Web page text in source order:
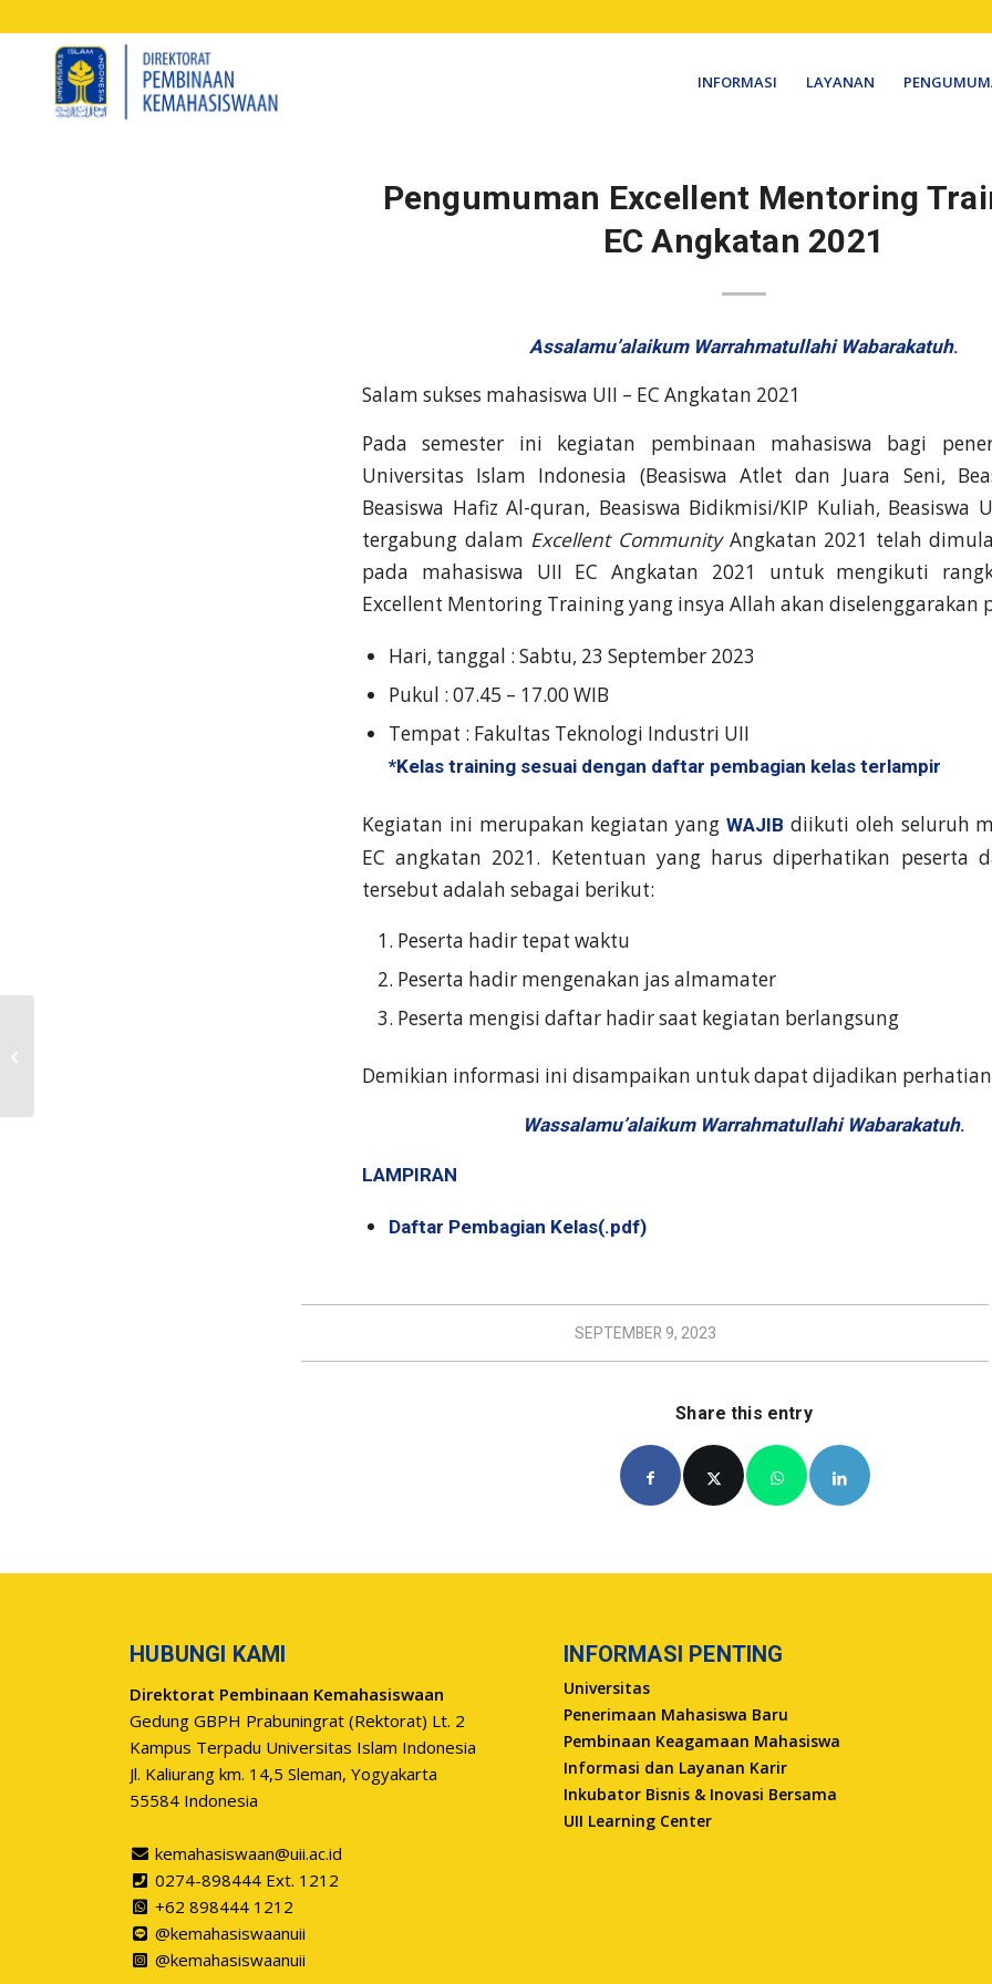
INFORMASI LAYANAN
Pengumuman Excellent Mentoring
EC Angkatan 2021
Assalamu’alaikum Warrahmatullahi Wabarakatuh.
Salam sukses mahasiswa UII – EC Angkatan 2021
Pada semester ini kegiatan pembinaan mahasiswa bagi
Universitas Islam Indonesia (Beasiswa Atlet dan Juara Seni,
Beasiswa Hafiz Al-quran, Beasiswa Bidikmisi/KIP Kuliah, Beasiswa
tergabung dalam Excellent CommunityAngkatan 2021 telah
pada mahasiswa UII EC Angkatan 2021 untuk mengikuti
Excellent Mentoring Training yang insya Allah akan diselenggarakan
Hari, tanggal : Sabtu, 23 September 2023
Pukul : 07.45 – 17.00 WIB
Tempat : Fakultas Teknologi Industri UII
*Kelas training sesuai dengan daftar pembagian kelas terlampir
Kegiatan ini merupakan kegiatan yangWAJIB diikuti oleh seluruh
EC angkatan 2021. Ketentuan yang harus diperhatikan peserta
tersebut adalah sebagai berikut:
Peserta hadir tepat waktu
Peserta hadir mengenakan jas almamater
Peserta mengisi daftar hadir saat kegiatan berlangsung
Demikian informasi ini disampaikan untuk dapat dijadikan
Wassalamu’alaikum Warrahmatullahi Wabarakatuh.
LAMPIRAN
Daftar Pembagian Kelas(.pdf)
SEPTEMBER 9, 2023
Share this entry
HUBUNGI KAMI
Direktorat Pembinaan Kemahasiswaan
Gedung GBPH Prabuningrat (Rektorat) Lt. 2
Kampus Terpadu Universitas Islam Indonesia
Jl. Kaliurang km. 14,5 Sleman, Yogyakarta
55584 Indonesia
kemahasiswaan@uii.ac.id
0274-898444 Ext. 1212
+62 898444 1212
@kemahasiswaanuii
@kemahasiswaanuii
INFORMASI PENTING
Universitas
Penerimaan Mahasiswa Baru
Pembinaan Keagamaan Mahasiswa
Informasi dan Layanan Karir
Inkubator Bisnis & Inovasi Bersama
UII Learning Center